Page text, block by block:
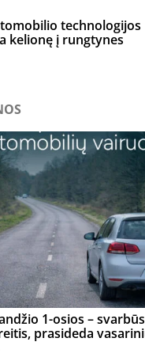
technologijos
kelionę į rungtynes
1-osios –
prasideda